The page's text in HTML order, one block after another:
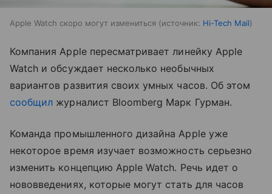
Apple Watch скоро могут измениться источник: Hi-Tech Mail
Компания Apple пересматривает линейку Apple
Watch и обсуждает несколько необычных
вариантов развития своих умных часов. Об этом
сообщил журналист Bloomberg Марк Гурман.
Команда промышленного дизайна Apple уже
некоторое время изучает возможность серьезно
изменить концепцию Apple Watch. Речь идет о
нововведениях, которые могут стать для часов